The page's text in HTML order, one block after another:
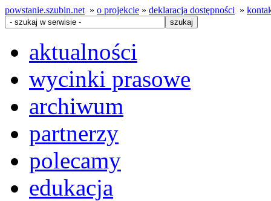
powstanie.szubin.net » o projekcie » deklaracja dostępności »
aktualności
wycinki prasowe
archiwum
partnerzy
polecamy
edukacja